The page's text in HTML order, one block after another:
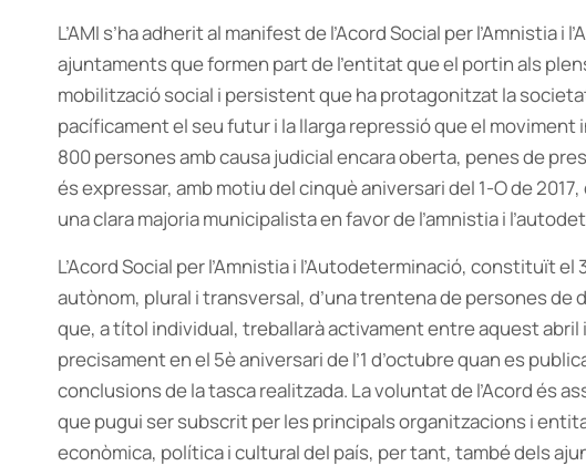
L’AMI s’ha adherit al manifest de l’Acord Social per l’Amnistia
ajuntaments que formen part de l’entitat que el portin als
mobilització social i persistent que ha protagonitzat la
pacíficament el seu futur i la llarga repressió que el
800 persones amb causa judicial encara oberta, penes de
és expressar, amb motiu del cinquè aniversari del 1-O de
una clara majoria municipalista en favor de l’amnistia i
L’Acord Social per l’Amnistia i l’Autodeterminació, constituït
autònom, plural i transversal, d’una trentena de persones
que, a títol individual, treballarà activament entre aquest abril
precisament en el 5è aniversari de l’1 d’octubre quan es
conclusions de la tasca realitzada. La voluntat de l’Acord és
que pugui ser subscrit per les principals organitzacions i
econòmica, política i cultural del país, per tant, també dels